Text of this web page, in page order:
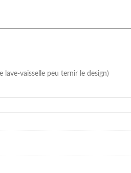
lave-vaisselle peu ternir le design)